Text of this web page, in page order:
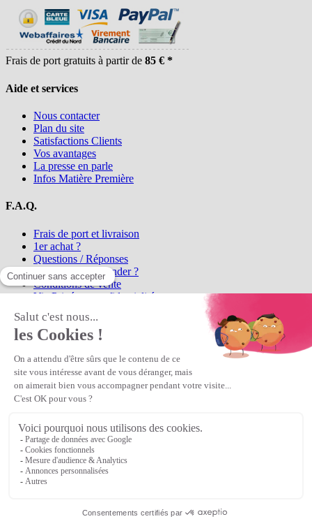
Frais de port gratuits à partir de 85 € *
Aide et services
Nous contacter
Plan du site
Satisfactions Clients
Vos avantages
La presse en parle
Infos Matière Première
F.A.Q.
Frais de port et livraison
1er achat ?
Questions / Réponses
Comment commander ?
Conditions de vente
Vie Privée et confidentialité
Matière Première
la référence en perles et bijoux
fantaisie, vous propose l'achat de
perles en ligne, telles que les perles
et cristaux et strass en cristal Preciosa, les perles Miyuki perles et
Matière Premièreest unRevendeur Agréé Preciosa
N° déclaration CNIL : 1242012v0 - Copyright © 2026 Matière
Première